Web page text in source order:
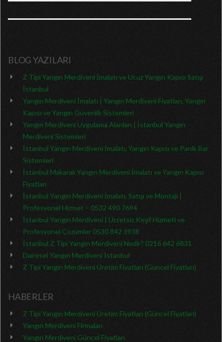
BLOG YAZILARI
Z Tipi Yangın Merdiveni İmalatı ve Ucuz Yangın Kapısı Satışı
İstanbul
Yangın Merdiveni İmalatı | Yangın Merdiveni Fiyatları, Yangın
Kapısı ve Yangın Güvenlik Sistemleri
Yangın Merdiveni Uygulama Alanları | İstanbul Yangın
Merdiveni Sistemleri
İstanbul Yangın Merdiveni İmalatı, Yangın Kapısı ve Panik Bar
Sistemleri
İstanbul Makaralı Yangın Merdiveni İmalatı ve Yangın Kapısı
Fiyatları
İstanbul Yangın Merdiveni İmalatı, Satışı ve Montajı |
Profesyonel Hizmet – 0532 490 7694
İstanbul Yangın Merdiveni | Ücretsiz Keşif Hizmeti ve
Profesyonel Çözümler 0530 842 3938
İstanbul Z Tipi Yangın Merdiveni Nedir? 0216 642 6831
Dairesel Yangın Merdiveni İstanbul
Z Tipi Yangın Merdiveni Üretim Fiyatları (Güncel Fiyatları)
HABERLER
Z Tipi Yangın Merdiveni Üretim Fiyatları (Güncel Fiyatları)
Yangın Merdiveni Firmaları
Yangın Merdiveni Güncel Fiyatları